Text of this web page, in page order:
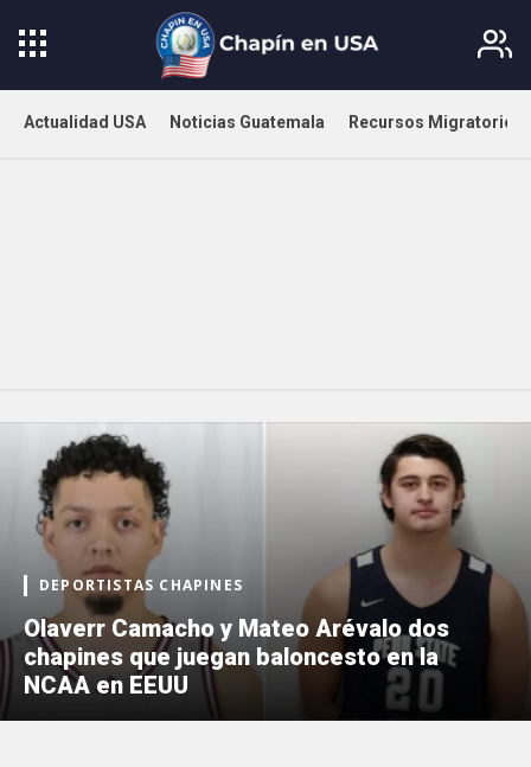
Actualidad USA Noticias Guatemala Recursos Migratorios
DEPORTISTAS CHAPINES
Olaverr Camacho y Mateo Arévalo dos
chapines que juegan baloncesto en la
NCAA en EEUU